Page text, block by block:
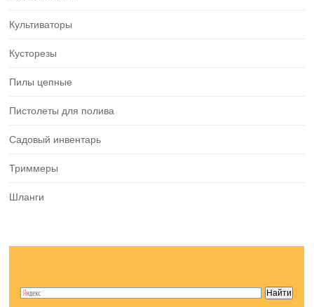
Культиваторы
Кусторезы
Пилы цепные
Пистолеты для полива
Садовый инвентарь
Триммеры
Шланги